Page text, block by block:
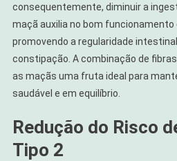
consequentemente, diminuir a
maçã auxilia no bom
promovendo a regularidade
constipação. A combinação de
as maçãs uma fruta ideal para
saudável e em equilíbrio.
Redução do Risco
Tipo 2